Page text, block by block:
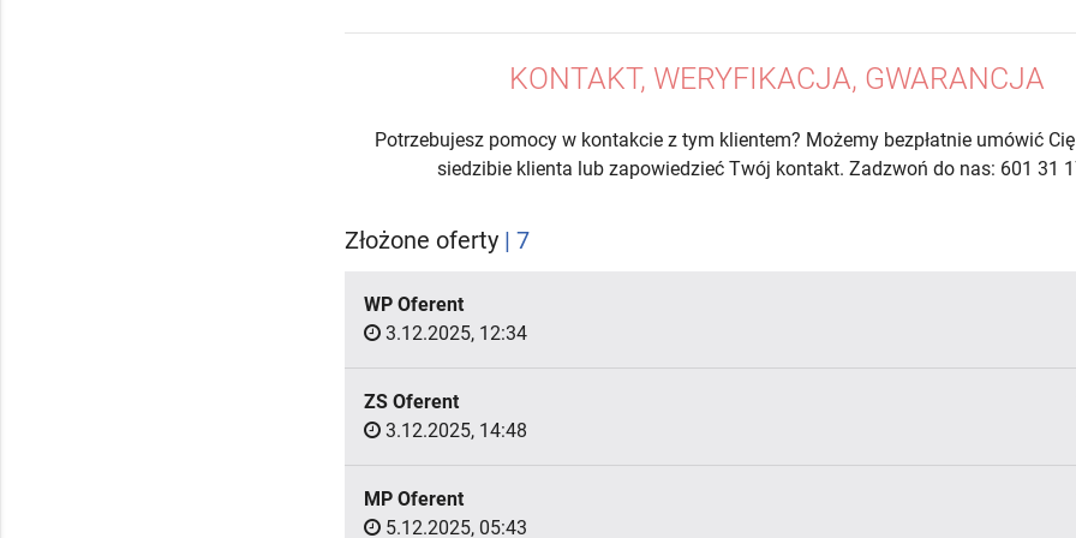
KONTAKT, WERYFIKACJA, GWARANCJA
Potrzebujesz pomocy w kontakcie z tym klientem? Możemy bezpłatnie umówić
siedzibie klienta lub zapowiedzieć Twój kontakt. Zadzwoń do nas: 601 31
Złożone oferty | 7
WP Oferent
3.12.2025, 12:34
ZS Oferent
3.12.2025, 14:48
MP Oferent
5.12.2025, 05:43